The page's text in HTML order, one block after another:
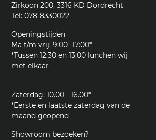
Zirkoon 200, 3316 KD Dordrecht
Tel: 078-8330022
Openingstijden
Ma t/m vrij: 9:00 -17:00*
*Tussen 12:30 en 13:00 lunchen wij
met elkaar
Zaterdag: 10.00 - 16.00*
*Eerste en laatste zaterdag van de
maand geopend
Showroom bezoeken?